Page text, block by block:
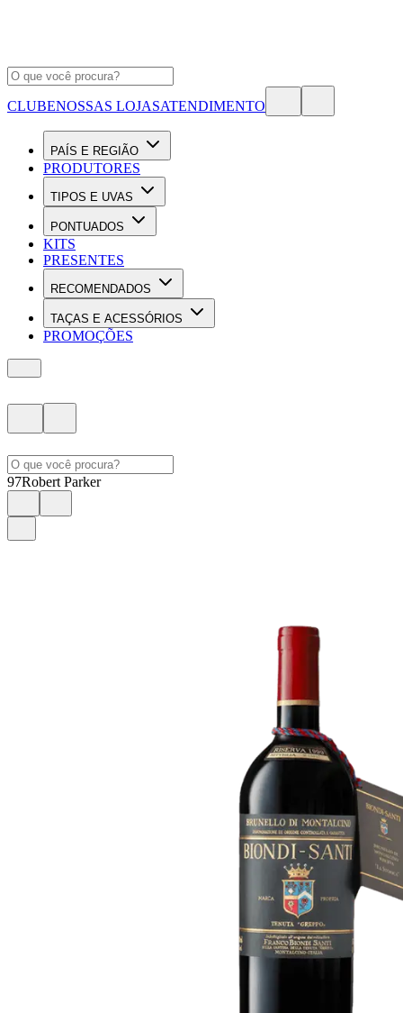
CLUBENOSSAS LOJASATENDIMENTO
PAÍS E REGIÃO
PRODUTORES
TIPOS E UVAS
PONTUADOS
KITS
PRESENTES
RECOMENDADOS
TAÇAS E ACESSÓRIOS
PROMOÇÕES
97Robert Parker